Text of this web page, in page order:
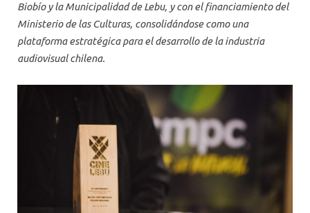
Biobío y la Municipalidad de Lebu, y con el financiamiento del
Ministerio de las Culturas, consolidándose como una
plataforma estratégica para el desarrollo de la industria
audiovisual chilena.